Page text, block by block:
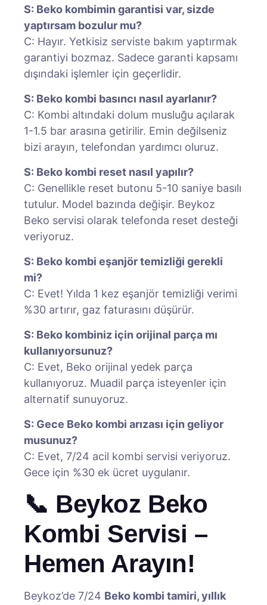
S: Beko kombimin garantisi var, sizde
yaptırsam bozulur mu?
C: Hayır. Yetkisiz serviste bakım yaptırmak
garantiyi bozmaz. Sadece garanti kapsamı
dışındaki işlemler için geçerlidir.
S: Beko kombi basıncı nasıl ayarlanır?
C: Kombi altındaki dolum musluğu açılarak
1-1.5 bar arasına getirilir. Emin değilseniz
bizi arayın, telefondan yardımcı oluruz.
S: Beko kombi reset nasıl yapılır?
C: Genellikle reset butonu 5-10 saniye basılı
tutulur. Model bazında değişir. Beykoz
Beko servisi olarak telefonda reset desteği
veriyoruz.
S: Beko kombi eşanjör temizliği gerekli
mi?
C: Evet! Yılda 1 kez eşanjör temizliği verimi
%30 artırır, gaz faturasını düşürür.
S: Beko kombiniz için orijinal parça mı
kullanıyorsunuz?
C: Evet, Beko orijinal yedek parça
kullanıyoruz. Muadil parça isteyenler için
alternatif sunuyoruz.
S: Gece Beko kombi arızası için geliyor
musunuz?
C: Evet, 7/24 acil kombi servisi veriyoruz.
Gece için %30 ek ücret uygulanır.
📞 Beykoz Beko
Kombi Servisi –
Hemen Arayın!
Beykoz’de 7/24 Beko kombi tamiri, yıllık